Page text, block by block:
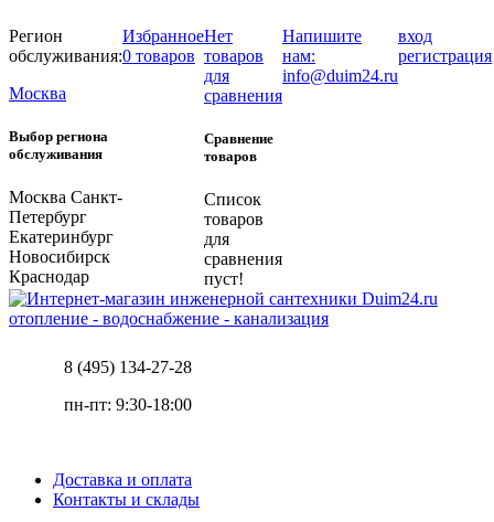
Регион
обслуживания:
Москва
Выбор региона
обслуживания
Москва Санкт-
Петербург
Екатеринбург
Новосибирск
Краснодар
Избранное
0 товаров
Нет
товаров
для
сравнения
Сравнение
товаров
Список
товаров
для
сравнения
пуст!
Напишите
нам:
info@duim24.ru
вход
регистрация
отопление - водоснабжение - канализация
8 (495) 134-27-28
пн-пт: 9:30-18:00
Доставка и оплата
Контакты и склады